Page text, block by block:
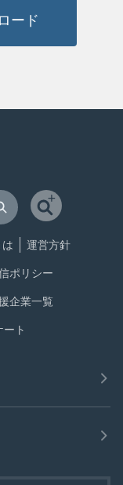
ード
運営方針
ポリシー
企業一覧
ト